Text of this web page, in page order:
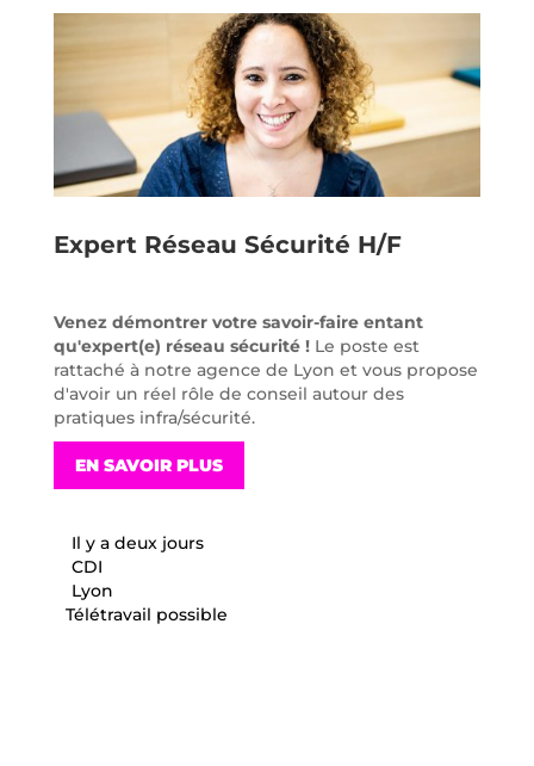
Expert Réseau Sécurité H/F
Venez démontrer votre savoir-faire entant
qu'expert(e) réseau sécurité !Le poste est
rattaché à notre agence de Lyon et vous propose
d'avoir un réel rôle de conseil autour des
pratiques infra/sécurité.
EN SAVOIR PLUS
Il y a deux jours
CDI
Lyon
Télétravail possible